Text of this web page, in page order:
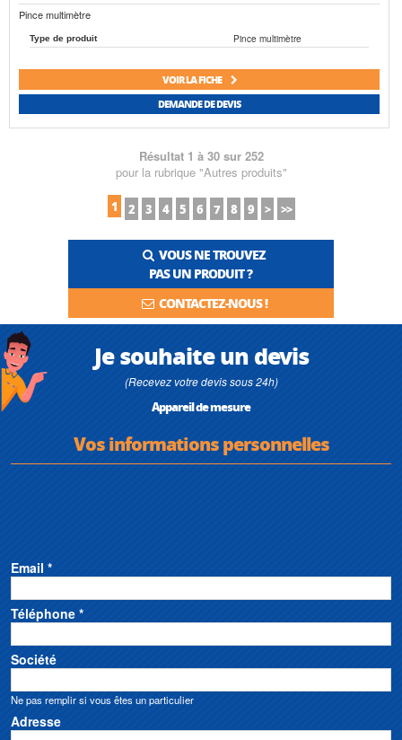
Pince multimètre
Type de produit Pince multimètre
VOIR LA FICHE
DEMANDE DE DEVIS
Résultat 1 à 30 sur 252
pour la rubrique "Autres produits"
1
2 3 4 5 6 7 8 9 > >>
VOUS NE TROUVEZ
PAS UN PRODUIT ?
CONTACTEZ-NOUS !
Je souhaite un devis
(Recevez votre devis sous 24h)
Appareil de mesure
Vos informations personnelles
Email *
Téléphone *
Société
Ne pas remplir si vous êtes un particulier
Adresse